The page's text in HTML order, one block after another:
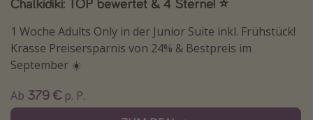
Reisethemen
Alle Reisethemen
Wellnessurlaub
1 Woche Adults Only in der Junior Suite inkl. Frühstück!
Krasse Preisersparnis von 24% & Bestpreis im
September ☀️
Ab 379 € p. P.